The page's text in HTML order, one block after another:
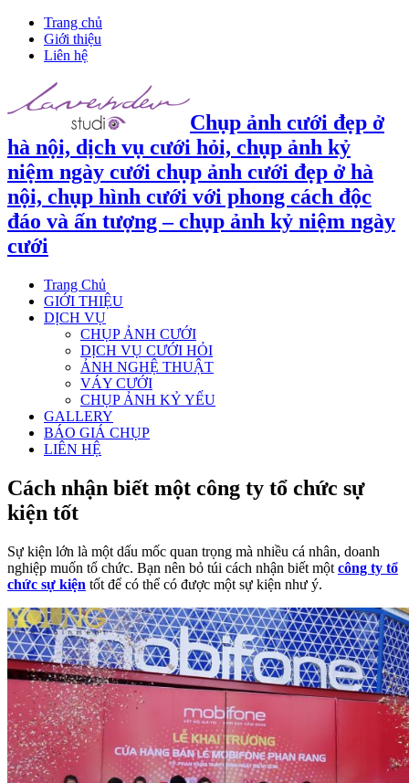
Trang chủ
Giới thiệu
Liên hệ
Chụp ảnh cưới đẹp ở
hà nội, dịch vụ cưới hỏi, chụp ảnh kỷ
niệm ngày cưới chụp ảnh cưới đẹp ở hà
nội, chụp hình cưới với phong cách độc
đáo và ấn tượng – chụp ảnh kỷ niệm ngày
cưới
Trang Chủ
GIỚI THIỆU
DỊCH VỤ
CHỤP ẢNH CƯỚI
DỊCH VỤ CƯỚI HỎI
ẢNH NGHỆ THUẬT
VÁY CƯỚI
CHỤP ẢNH KỶ YẾU
GALLERY
BÁO GIÁ CHỤP
LIÊN HỆ
Cách nhận biết một công ty tổ chức sự
kiện tốt
Sự kiện lớn là một dấu mốc quan trọng mà nhiều cá nhân, doanh
nghiệp muốn tổ chức. Bạn nên bỏ túi cách nhận biết một công ty tổ
chức sự kiện tốt để có thể có được một sự kiện như ý.